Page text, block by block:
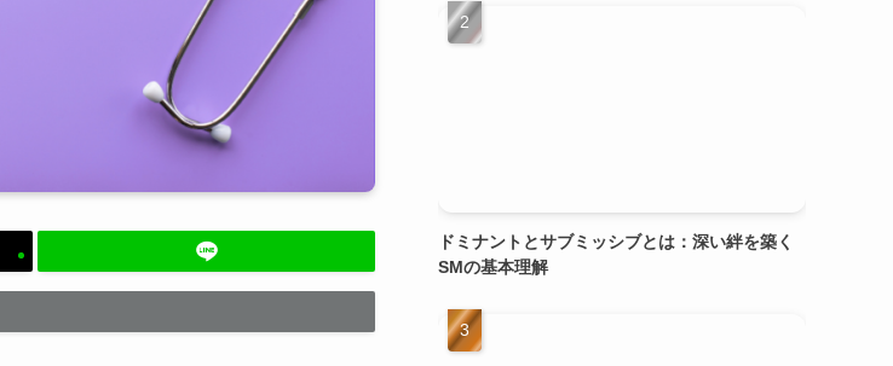
ドミナントとサブミッシブとは：深い絆を築く
SMの基本理解